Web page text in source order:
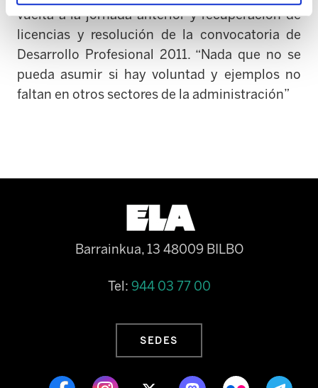
vuelta a la jornada anterior y recuperación de
licencias y resolución de la convocatoria de
Desarrollo Profesional 2011. “Nada que no se
pueda asumir si hay voluntad y ejemplos no
faltan en otros sectores de la administración”
Barrainkua, 13 48009 BILBO
Tel: 944 03 77 00
SEDES